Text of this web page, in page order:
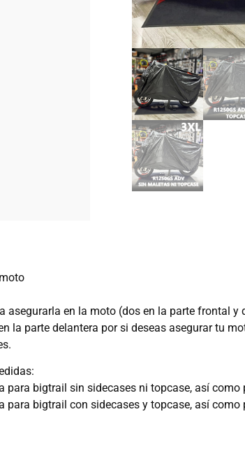
asegurarla en la moto (dos en la parte frontal y
la parte delantera por si deseas asegurar tu
para bigtrail sin sidecases ni topcase, así
para bigtrail con sidecases y topcase, así